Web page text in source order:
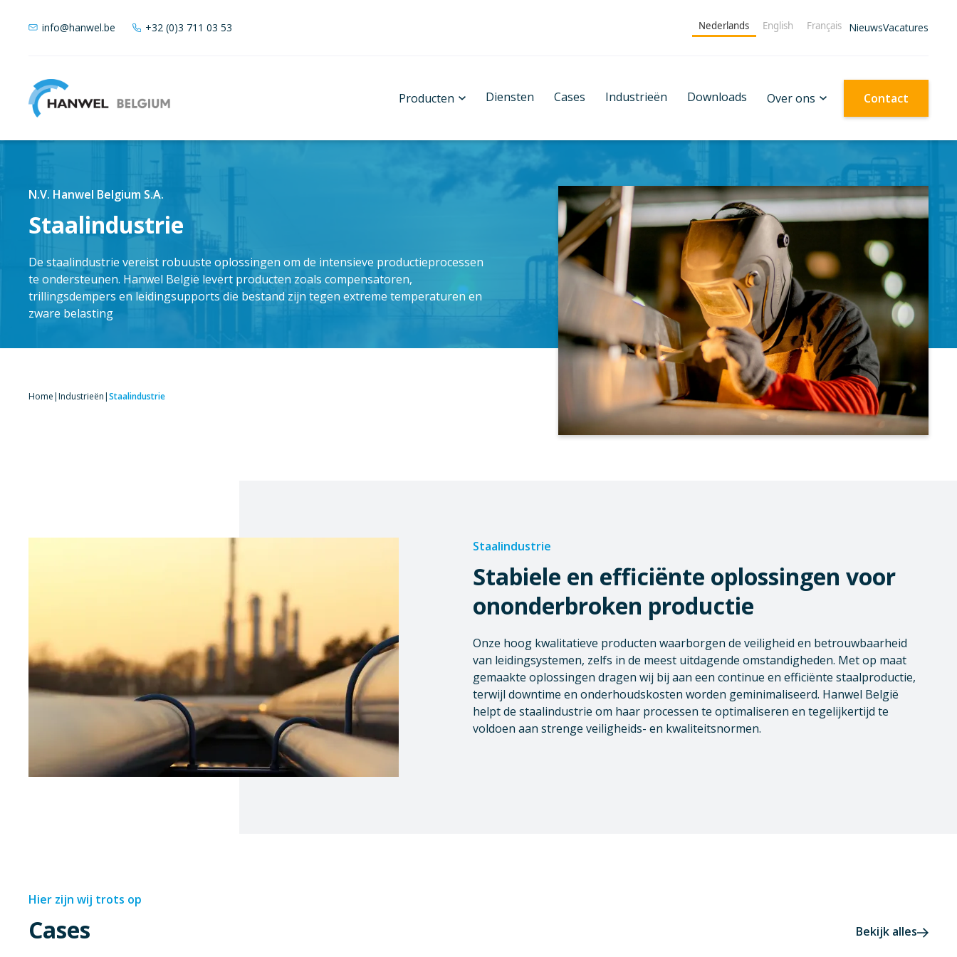
info@hanwel.be +32 (0)3 711 03 53 Nederlands English Français NieuwsVacatures
Producten Diensten Cases Industrieën Downloads Over ons Contact
N.V. Hanwel Belgium S.A.
Staalindustrie
De staalindustrie vereist robuuste oplossingen om de intensieve productieprocessen
te ondersteunen. Hanwel België levert producten zoals compensatoren,
trillingsdempers en leidingsupports die bestand zijn tegen extreme temperaturen en
zware belasting
Home|Industrieën|Staalindustrie
Staalindustrie
Stabiele en efficiënte oplossingen voor
ononderbroken productie
Onze hoog kwalitatieve producten waarborgen de veiligheid en betrouwbaarheid
van leidingsystemen, zelfs in de meest uitdagende omstandigheden. Met op maat
gemaakte oplossingen dragen wij bij aan een continue en efficiënte staalproductie,
terwijl downtime en onderhoudskosten worden geminimaliseerd. Hanwel België
helpt de staalindustrie om haar processen te optimaliseren en tegelijkertijd te
voldoen aan strenge veiligheids- en kwaliteitsnormen.
Hier zijn wij trots op
Cases Bekijk alles